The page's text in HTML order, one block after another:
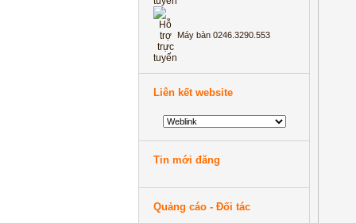
Máy bàn 0246.3290.553
Liên kết website
Tin mới đăng
Quảng cáo - Đối tác